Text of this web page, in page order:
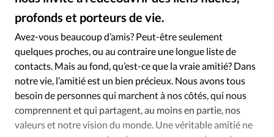
Édition: Internationale
Devise:CHF
RUBRIQUES
Tous les articles
Actualité chrétienne
Actualité internationale
Chronique
Culture
Dossier
Eglises Foi Génération réveil
Monde
profonds et porteurs de vie.
©Nina Conte – Unsplash / L’amitié, selon la Bible, est profonde et sacrificielle.
Avez-vous beaucoup d’amis? Peut-être seulement
quelques proches, ou au contraire une longue liste de
contacts. Mais au fond, qu’est-ce que la vraie amitié? Dans
notre vie, l’amitié est un bien précieux. Nous avons tous
besoin de personnes qui marchent à nos côtés, qui nous
comprennent et qui partagent, au moins en partie, nos
valeurs et notre vision du monde. Une véritable amitié ne